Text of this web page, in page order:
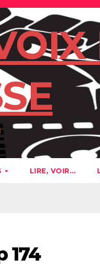
LIRE, VOIR…
174